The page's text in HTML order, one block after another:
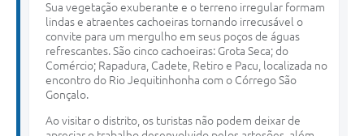
Sua vegetação exuberante e o terreno irregular formam
lindas e atraentes cachoeiras tornando irrecusável o
convite para um mergulho em seus poços de águas
refrescantes. São cinco cachoeiras: Grota Seca; do
Comércio; Rapadura, Cadete, Retiro e Pacu, localizada no
encontro do Rio Jequitinhonha com o Córrego São
Gonçalo.
Ao visitar o distrito, os turistas não podem deixar de